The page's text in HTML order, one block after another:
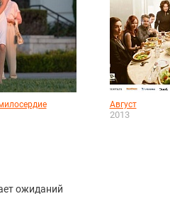
Август
2013
ожиданий